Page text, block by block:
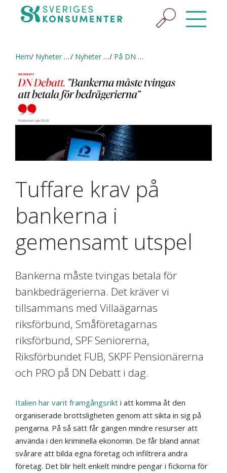
Hem Nyheter & press Nyheter och pressmeddelanden På DN Debatt: "Bankerna måste tvingas att betala för bedrägerierna”
Tuffare krav på
bankerna i
gemensamt utspel
Bankerna måste tvingas betala för
bankbedrägerierna. Det kräver vi
tillsammans med Villaägarnas
riksförbund, Småföretagarnas
riksförbund, SPF Seniorerna,
Riksförbundet FUB, SKPF Pensionärerna
och PRO på DN Debatt i dag.
Italien har varit framgångsrikt i att komma åt den
organiserade brottsligheten genom att sikta in sig på
pengarna. På så sätt får gängen mindre resurser att
använda i den kriminella ekonomin. De får bland annat
svårare att bilda egna företag och infiltrera andra
företag. Det blir helt enkelt mindre pengar i fickorna för